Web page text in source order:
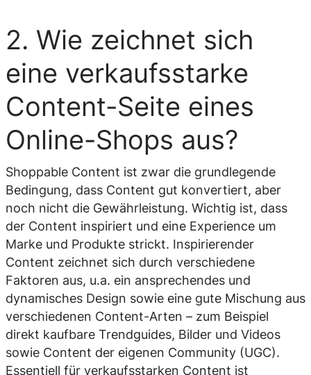
2. Wie zeichnet sich
eine verkaufsstarke
Content-Seite eines
Online-Shops aus?
Shoppable Content ist zwar die grundlegende
Bedingung, dass Content gut konvertiert, aber
noch nicht die Gewährleistung. Wichtig ist, dass
der Content inspiriert und eine Experience um
Marke und Produkte strickt. Inspirierender
Content zeichnet sich durch verschiedene
Faktoren aus, u.a. ein ansprechendes und
dynamisches Design sowie eine gute Mischung aus
verschiedenen Content-Arten – zum Beispiel
direkt kaufbare Trendguides, Bilder und Videos
sowie Content der eigenen Community (UGC).
Essentiell für verkaufsstarken Content ist